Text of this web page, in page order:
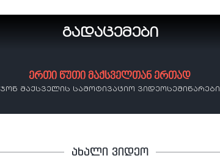
გადაცემები
ერთი წუთი მაქსველთან ერთად
ჯონ მაქსველის სამოტივაციო ვიდეოსემინარები
ახალი ვიდეო